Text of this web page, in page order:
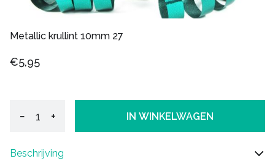
Metallic krullint 10mm 27
€5,95
− + IN WINKELWAGEN
Beschrijving